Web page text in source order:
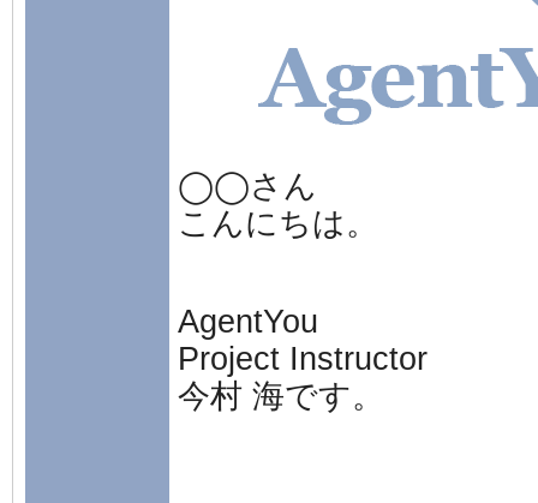
◯◯さん
こんにちは。
AgentYou
Project Instructor
今村 海です。